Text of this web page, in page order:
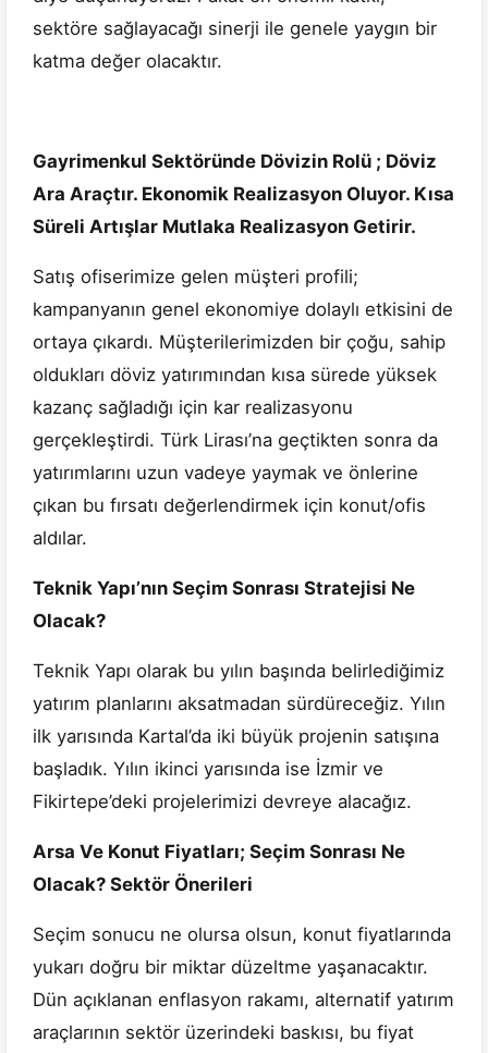
sektöre sağlayacağı sinerji ile genele yaygın bir
katma değer olacaktır.
Gayrimenkul Sektöründe Dövizin Rolü ; Döviz
Ara Araçtır. Ekonomik Realizasyon Oluyor. Kısa
Süreli Artışlar Mutlaka Realizasyon Getirir.
Satış ofiserimize gelen müşteri profili;
kampanyanın genel ekonomiye dolaylı etkisini de
ortaya çıkardı. Müşterilerimizden bir çoğu, sahip
oldukları döviz yatırımından kısa sürede yüksek
kazanç sağladığı için kar realizasyonu
gerçekleştirdi. Türk Lirası’na geçtikten sonra da
yatırımlarını uzun vadeye yaymak ve önlerine
çıkan bu fırsatı değerlendirmek için konut/ofis
aldılar.
Teknik Yapı’nın Seçim Sonrası Stratejisi Ne
Olacak?
Teknik Yapı olarak bu yılın başında belirlediğimiz
yatırım planlarını aksatmadan sürdüreceğiz. Yılın
ilk yarısında Kartal’da iki büyük projenin satışına
başladık. Yılın ikinci yarısında ise İzmir ve
Fikirtepe’deki projelerimizi devreye alacağız.
Arsa Ve Konut Fiyatları; Seçim Sonrası Ne
Olacak? Sektör Önerileri
Seçim sonucu ne olursa olsun, konut fiyatlarında
yukarı doğru bir miktar düzeltme yaşanacaktır.
Dün açıklanan enflasyon rakamı, alternatif yatırım
araçlarının sektör üzerindeki baskısı, bu fiyat